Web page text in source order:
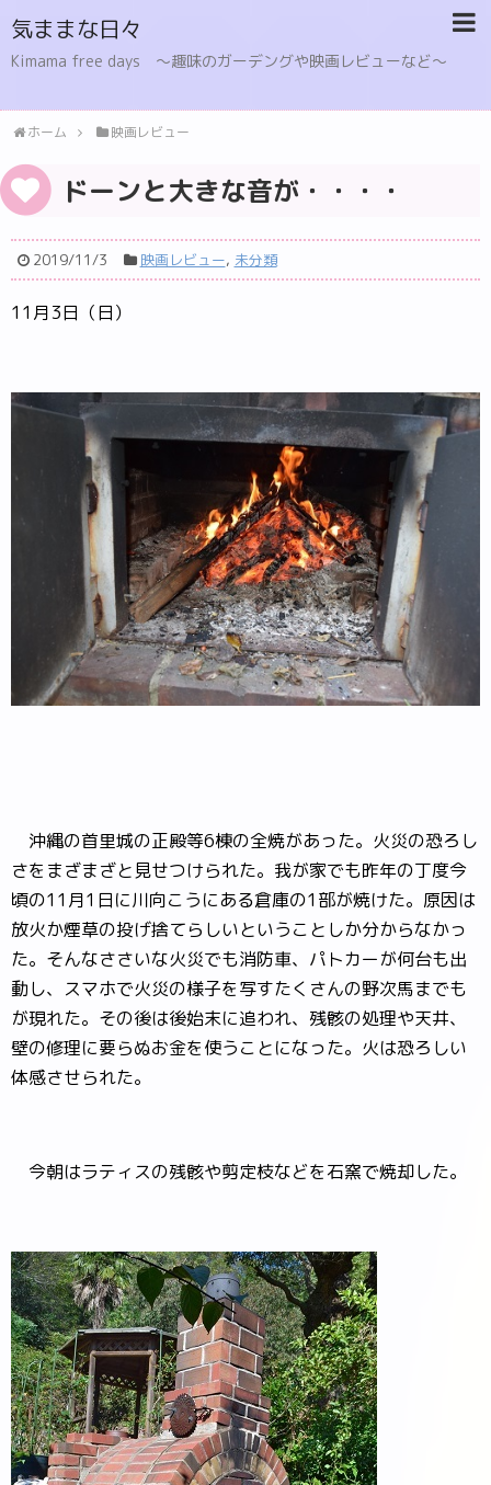
気ままな日々
Kimama free days 〜趣味のガーデングや映画レビューなど〜
ホーム 映画レビュー
ドーンと大きな音が・・・・
2019/11/3 映画レビュー, 未分類
11月3日（日）
沖縄の首里城の正殿等6棟の全焼があった。火災の恐ろし
さをまざまざと見せつけられた。我が家でも昨年の丁度今
頃の11月1日に川向こうにある倉庫の1部が焼けた。原因は
放火か煙草の投げ捨てらしいということしか分からなかっ
た。そんなささいな火災でも消防車、パトカーが何台も出
動し、スマホで火災の様子を写すたくさんの野次馬までも
が現れた。その後は後始末に追われ、残骸の処理や天井、
壁の修理に要らぬお金を使うことになった。火は恐ろしい
体感させられた。
今朝はラティスの残骸や剪定枝などを石窯で焼却した。